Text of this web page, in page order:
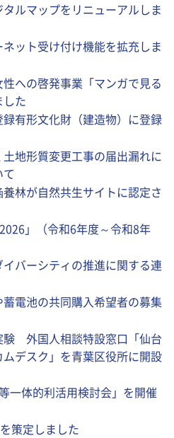
ルマップをリニューアルしま
ット受け付け機能を拡充しま
への啓発事業「マンガで見る
た
有形文化財（建造物）に登録
地形質変更工事の届出漏れに
林が自然共生サイトに認定さ
」（令和6年度～令和8年
バーシティの推進に関する連
電池の共同購入希望者の募集
験 外国人相談特設窓口「仙台
デスク」を青葉区役所に開設
一体的利活用検討会」を開催
策定しました